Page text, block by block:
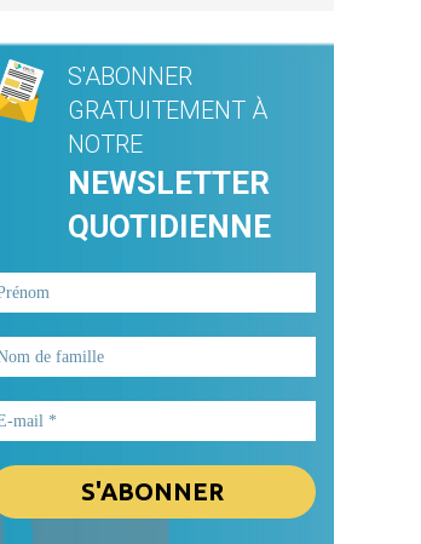
S'ABONNER
GRATUITEMENT À
NOTRE
NEWSLETTER
QUOTIDIENNE